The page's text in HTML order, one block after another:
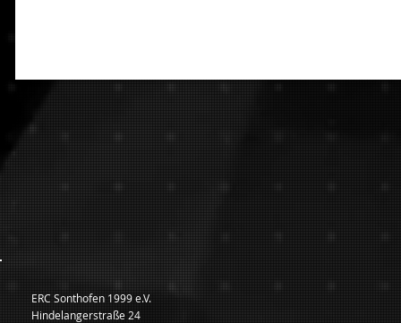
ERC Sonthofen 1999 e.V.
Hindelangerstraße 24